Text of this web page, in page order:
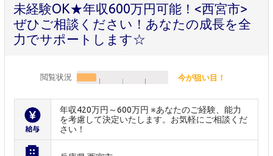
未経験OK★年収600万円可能！<西宮市>
ぜひご相談ください！あなたの成長を全
力でサポートします☆
閲覧状況 今が狙い目！
年収420万円～600万円 ※あなたのご経験、能力
を考慮して決定いたします。お気軽にご相談くだ
さい！